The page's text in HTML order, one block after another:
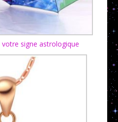
signe astrologique